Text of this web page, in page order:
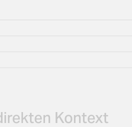
Kontext